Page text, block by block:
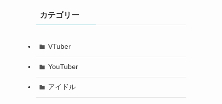
カテゴリー
VTuber
YouTuber
アイドル